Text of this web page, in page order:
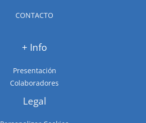
CONTACTO
+ Info
Presentación
Colaboradores
Legal